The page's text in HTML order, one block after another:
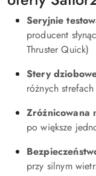
Seryjnie
producent
Thruster Quick)
Stery
różnych strefach
Zróżnicowana
po większe
przy silnym